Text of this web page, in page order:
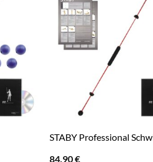
STABY Professional
84,90€